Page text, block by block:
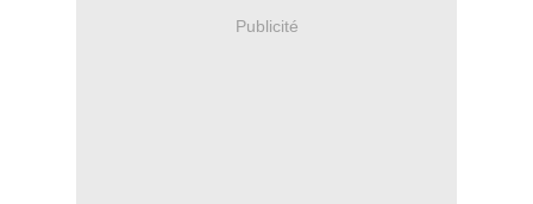
Publicité